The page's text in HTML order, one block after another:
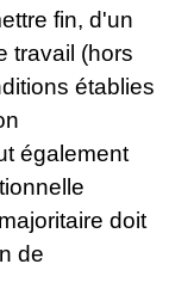
fin, d'un
travail (hors
établies
également
doit
de